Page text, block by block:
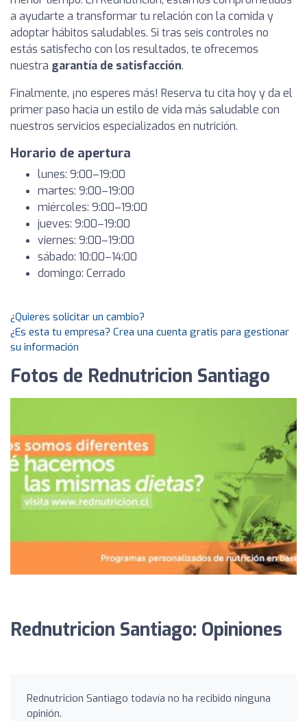
a ayudarte a transformar tu relación con la comida y
adoptar hábitos saludables. Si tras seis controles no
estás satisfecho con los resultados, te ofrecemos
nuestra garantía de satisfacción.
Finalmente, ¡no esperes más! Reserva tu cita hoy y da el
primer paso hacia un estilo de vida más saludable con
nuestros servicios especializados en nutrición.
Horario de apertura
lunes: 9:00–19:00
martes: 9:00–19:00
miércoles: 9:00–19:00
jueves: 9:00–19:00
viernes: 9:00–19:00
sábado: 10:00–14:00
domingo: Cerrado
¿Quieres solicitar un cambio?
¿Es esta tu empresa? Crea una cuenta gratis para gestionar
su información
Fotos de Rednutricion Santiago
Rednutricion Santiago: Opiniones
Rednutricion Santiago todavía no ha recibido ninguna
opinión.